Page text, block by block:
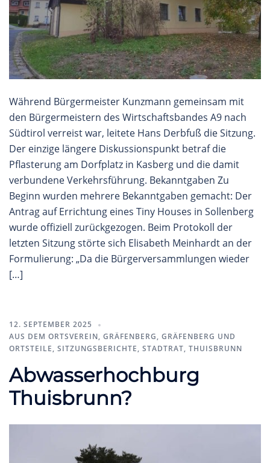
Während Bürgermeister Kunzmann gemeinsam mit
den Bürgermeistern des Wirtschaftsbandes A9 nach
Südtirol verreist war, leitete Hans Derbfuß die Sitzung.
Der einzige längere Diskussionspunkt betraf die
Pflasterung am Dorfplatz in Kasberg und die damit
verbundene Verkehrsführung. Bekanntgaben Zu
Beginn wurden mehrere Bekanntgaben gemacht: Der
Antrag auf Errichtung eines Tiny Houses in Sollenberg
wurde offiziell zurückgezogen. Beim Protokoll der
letzten Sitzung störte sich Elisabeth Meinhardt an der
Formulierung: „Da die Bürgerversammlungen wieder
[…]
12. SEPTEMBER 2025
AUS DEM ORTSVEREIN, GRÄFENBERG, GRÄFENBERG UND
ORTSTEILE, SITZUNGSBERICHTE, STADTRAT, THUISBRUNN
Abwasserhochburg
Thuisbrunn?